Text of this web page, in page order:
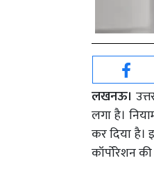
लखनऊ।
लगा है।
कर दिया
कॉर्पोरेशन